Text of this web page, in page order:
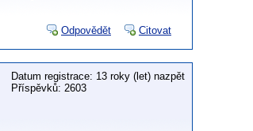
Odpovědět Citovat
Datum registrace: 13 roky (let) nazpět
Příspěvků: 2603